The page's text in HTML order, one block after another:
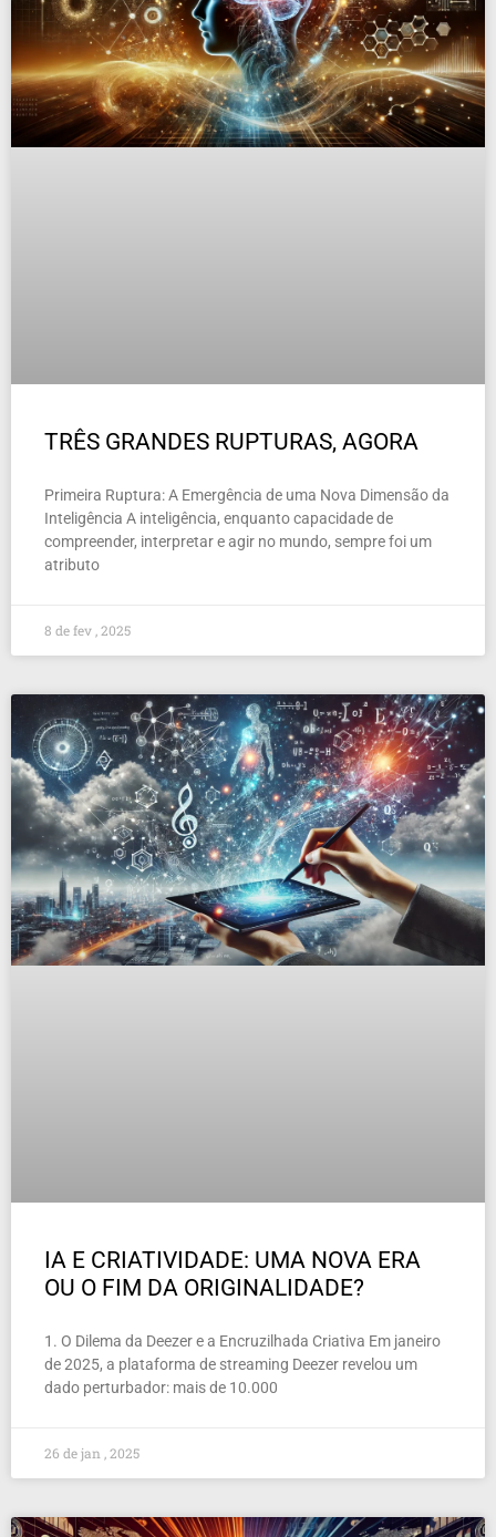
TRÊS GRANDES RUPTURAS, AGORA
Primeira Ruptura: A Emergência de uma Nova Dimensão da
Inteligência A inteligência, enquanto capacidade de
compreender, interpretar e agir no mundo, sempre foi um
atributo
8 de fev , 2025
IA E CRIATIVIDADE: UMA NOVA ERA
OU O FIM DA ORIGINALIDADE?
1. O Dilema da Deezer e a Encruzilhada Criativa Em janeiro
de 2025, a plataforma de streaming Deezer revelou um
dado perturbador: mais de 10.000
26 de jan , 2025